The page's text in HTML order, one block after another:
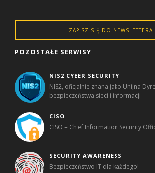
ZAPISZ SIĘ DO NEWSLETTERA
POZOSTAŁE SERWISY
NIS2 CYBER SECURITY
NIS2, oficjalnie znana jako Unijna
bezpieczeństwa sieci i informacji
CISO
CISO = Chief Information Security
SECURITY AWARENESS
Bezpieczeństwo IT dla każdego!